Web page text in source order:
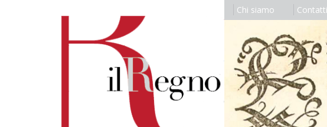
Chi siamo Contatti